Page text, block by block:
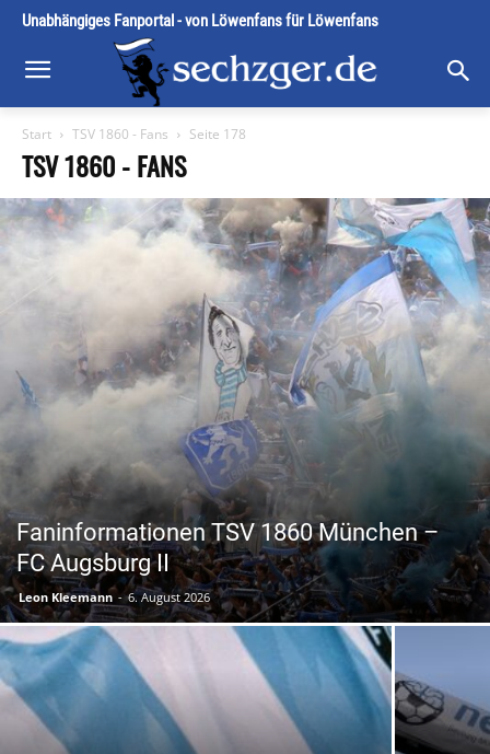
Unabhängiges Fanportal - von Löwenfans für Löwenfans
Start TSV 1860 - Fans Seite 178
TSV 1860 - FANS
Faninformationen TSV 1860 München –
FC Augsburg II
Leon Kleemann - 6. August 2026